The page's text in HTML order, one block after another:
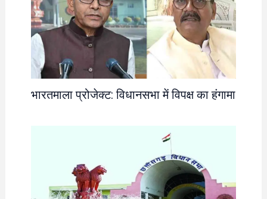
भारतमाला प्रोजेक्ट: विधानसभा में विपक्ष का हंगामा